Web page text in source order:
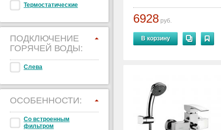
Термостатические
ПОДКЛЮЧЕНИЕ
ГОРЯЧЕЙ ВОДЫ:
Слева
ОСОБЕННОСТИ:
Со встроенным
фильтром
6928 руб.
В корзину